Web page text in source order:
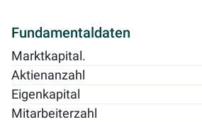
Fundamentaldaten
Marktkapital.
Aktienanzahl
Eigenkapital
Mitarbeiterzahl